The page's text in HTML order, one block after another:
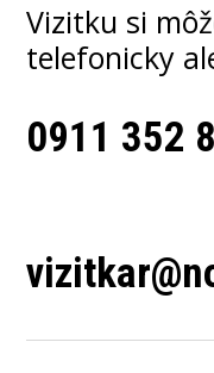
Vizitku si
telefonicky
0911 352